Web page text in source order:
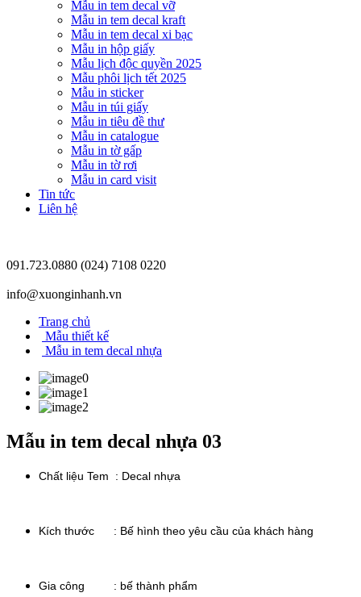
Mẫu in tem decal vỡ
Mẫu in tem decal kraft
Mẫu in tem decal xi bạc
Mẫu in hộp giấy
Mẫu lịch độc quyền 2025
Mẫu phôi lịch tết 2025
Mẫu in sticker
Mẫu in túi giấy
Mẫu in tiêu đề thư
Mẫu in catalogue
Mẫu in tờ gấp
Mẫu in tờ rơi
Mẫu in card visit
Tin tức
Liên hệ
091.723.0880 (024) 7108 0220
info@xuonginhanh.vn
Trang chủ
Mẫu thiết kế
Mẫu in tem decal nhựa
Mẫu in tem decal nhựa 03
Chất liệu Tem : Decal nhựa
Kích thước : Bế hình theo yêu cầu của khách hàng
Gia công : bế thành phẩm